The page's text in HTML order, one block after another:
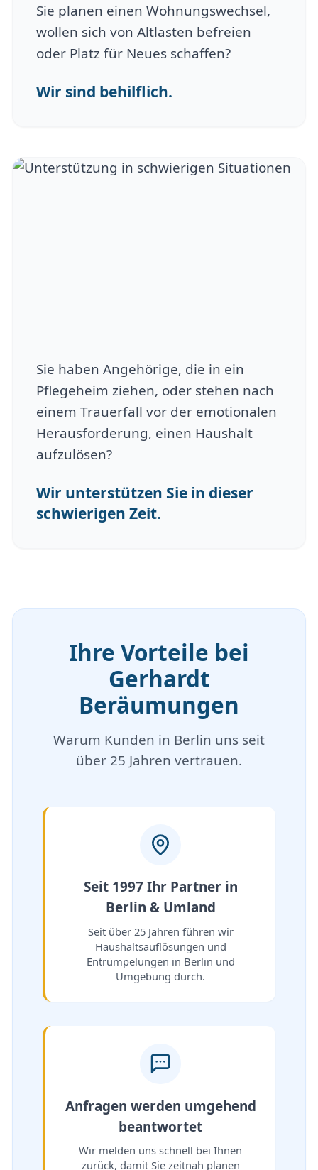
Sie planen einen Wohnungswechsel,
wollen sich von Altlasten befreien
oder Platz für Neues schaffen?
Wir sind behilflich.
Sie haben Angehörige, die in ein
Pflegeheim ziehen, oder stehen nach
einem Trauerfall vor der emotionalen
Herausforderung, einen Haushalt
aufzulösen?
Wir unterstützen Sie in dieser
schwierigen Zeit.
Ihre Vorteile bei
Gerhardt
Beräumungen
Warum Kunden in Berlin uns seit
über 25 Jahren vertrauen.
Seit 1997 Ihr Partner in
Berlin & Umland
Seit über 25 Jahren führen wir
Haushaltsauflösungen und
Entrümpelungen in Berlin und
Umgebung durch.
Anfragen werden umgehend
beantwortet
Wir melden uns schnell bei Ihnen
zurück, damit Sie zeitnah planen